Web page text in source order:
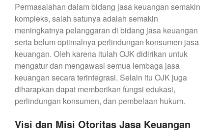
Permasalahan dalam bidang jasa keuangan semakin
kompleks, salah satunya adalah semakin
meningkatnya pelanggaran di bidang jasa keuangan
serta belum optimalnya perlindungan konsumen jasa
keuangan. Oleh karena itulah OJK didirikan untuk
mengatur dan mengawasi semua lembaga jasa
keuangan secara terintegrasi. Selain itu OJK juga
diharapkan dapat memberikan fungsi edukasi,
perlindungan konsumen, dan pembelaan hukum.
Visi dan Misi Otoritas Jasa Keuangan